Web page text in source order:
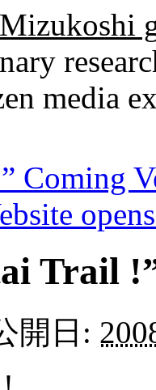
media
Coming
Trail
開日: